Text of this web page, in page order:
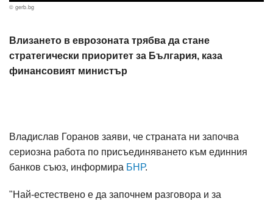
© gerb.bg
Влизането в еврозоната трябва да стане
стратегически приоритет за България, каза
финансовият министър
Владислав Горанов заяви, че страната ни започва
сериозна работа по присъединяването към единния
банков съюз, информира БНР.
"Най-естествено е да започнем разговора и за